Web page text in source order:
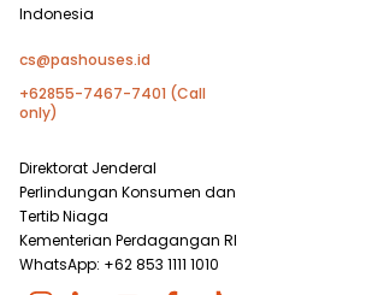
Indonesia
cs@pashouses.id
+62855-7467-7401 (Call
only)
Direktorat Jenderal
Perlindungan Konsumen dan
Tertib Niaga
Kementerian Perdagangan RI
WhatsApp: +62 853 1111 1010